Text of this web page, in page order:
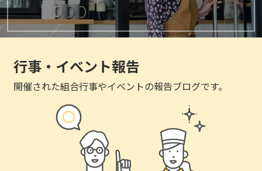
行事・イベント報告
開催された組合行事やイベントの報告ブログです。